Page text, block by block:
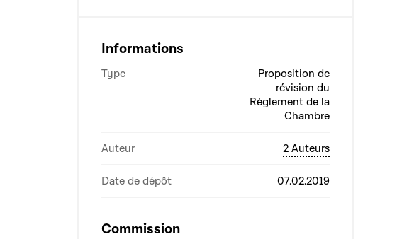
Informations
Type
Proposition de
révision du
Règlement de la
Chambre
Auteur 2 Auteurs
Date de dépôt 07.02.2019
Commission